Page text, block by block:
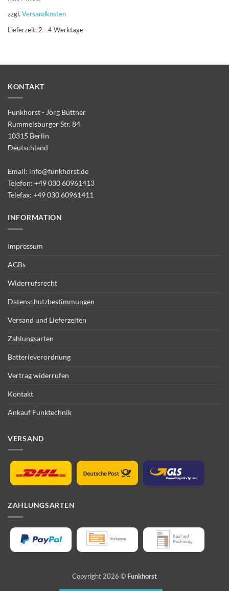
zzgl. Versandkosten
Lieferzeit:2 - 4 Werktage
KONTAKT
Funkhorst - Jörg Büttner
Rummelsburger Str. 84
10315 Berlin
Deutschland
Email: info@funkhorst.de
Telefon: +49 030 60961413
Telefax: +49 030 60961411
INFORMATION
Impressum
AGBs
Widerrufsrecht
Datenschutzbestimmungen
Versand und Lieferzeiten
Zahlungsarten
Batterieverordnung
Vertrag widerrufen
Kontakt
Ankauf Funktechnik
VERSAND
ZAHLUNGSARTEN
Copyright 2026 © Funkhorst